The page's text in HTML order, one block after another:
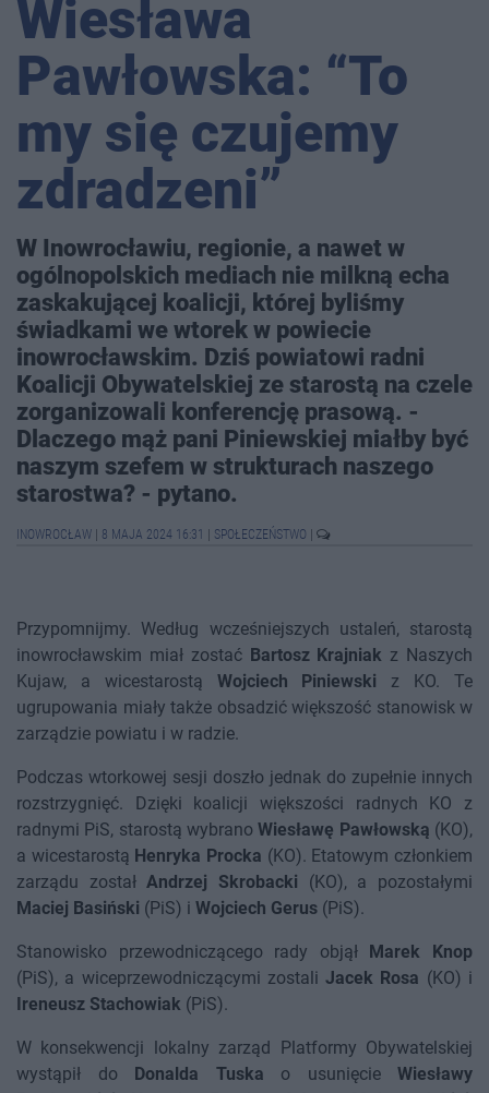
Wiesława
Pawłowska: “To
my się czujemy
zdradzeni”
W Inowrocławiu, regionie, a nawet w
ogólnopolskich mediach nie milkną echa
zaskakującej koalicji, której byliśmy
świadkami we wtorek w powiecie
inowrocławskim. Dziś powiatowi radni
Koalicji Obywatelskiej ze starostą na czele
zorganizowali konferencję prasową. -
Dlaczego mąż pani Piniewskiej miałby być
naszym szefem w strukturach naszego
starostwa? - pytano.
INOWROCŁAW 8 MAJA 2024 16:31 SPOŁECZEŃSTWO
Przypomnijmy. Według wcześniejszych ustaleń, starostą
inowrocławskim miał zostać Bartosz Krajniak z Naszych
Kujaw, a wicestarostą Wojciech Piniewski z KO. Te
ugrupowania miały także obsadzić większość stanowisk w
zarządzie powiatu i w radzie.
Podczas wtorkowej sesji doszło jednak do zupełnie innych
rozstrzygnięć. Dzięki koalicji większości radnych KO z
radnymi PiS, starostą wybranoWiesławę Pawłowską (KO),
a wicestarostą Henryka Procka (KO). Etatowym członkiem
zarządu zostałAndrzej Skrobacki (KO), a pozostałymi
Maciej Basiński (PiS) i Wojciech Gerus (PiS).
Stanowisko przewodniczącego rady objął Marek Knop
(PiS), a wiceprzewodniczącymi zostaliJacek Rosa (KO) i
Ireneusz Stachowiak (PiS).
W konsekwencji lokalny zarząd Platformy Obywatelskiej
wystąpił do Donalda Tuska o usunięcie Wiesławy